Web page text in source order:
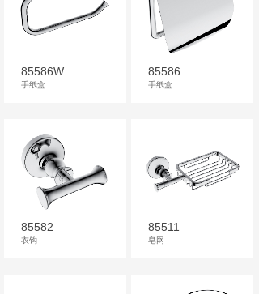
85586W
手纸盒
85586
手纸盒
85582
衣钩
85511
皂网